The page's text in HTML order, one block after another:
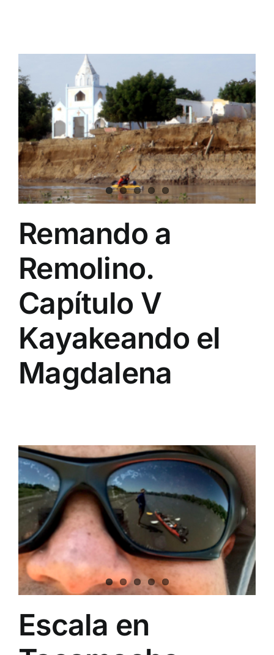
Remando a
Remolino.
Capítulo V
Kayakeando el
Magdalena
Escala en